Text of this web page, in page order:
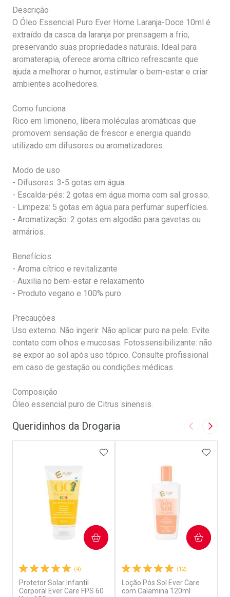
Descrição
O Óleo Essencial Puro Ever Home Laranja-Doce 10ml é
extraído da casca da laranja por prensagem a frio,
preservando suas propriedades naturais. Ideal para
aromaterapia, oferece aroma cítrico refrescante que
ajuda a melhorar o humor, estimular o bem-estar e criar
ambientes acolhedores.
Como funciona
Rico em limoneno, libera moléculas aromáticas que
promovem sensação de frescor e energia quando
utilizado em difusores ou aromatizadores.
Modo de uso
- Difusores: 3-5 gotas em água.
- Escalda-pés: 2 gotas em água morna com sal grosso.
- Limpeza: 5 gotas em água para perfumar superfícies.
- Aromatização: 2 gotas em algodão para gavetas ou
armários.
Benefícios
- Aroma cítrico e revitalizante
- Auxilia no bem-estar e relaxamento
- Produto vegano e 100% puro
Precauções
Uso externo. Não ingerir. Não aplicar puro na pele. Evite
contato com olhos e mucosas. Fotossensibilizante: não
se expor ao sol após uso tópico. Consulte profissional
em caso de gestação ou condições médicas.
Composição
Óleo essencial puro de Citrus sinensis.
Queridinhos da Drogaria Imagem
(4)
Protetor Solar Infantil
Corporal Ever Care FPS 60
ADICIONAR AOS FAVORITOS
COMPRAR
(12)
Loção Pós Sol Ever Care
com Calamina 120ml
COMPRAR